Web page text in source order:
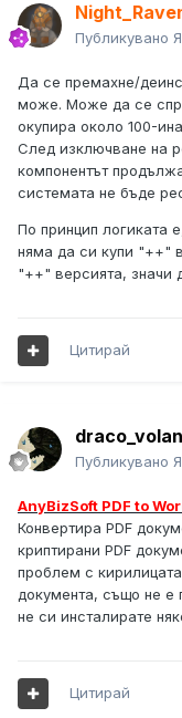
Публикувано
Да се премахне/
може. Може да се
окупира около 100-
След изключване на
компонентът
системата не бъде
По принцип логиката
няма да си купи "++"
"++" версията, значи
Цитирай
Публикувано
AnyBizSoft PDF to
Конвертира PDF
криптирани PDF
проблем с
документа, също не е
не си инсталирате
Цитирай